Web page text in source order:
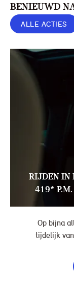
BENIEUWD
ALLE ACTIES
RIJDEN IN
419*
Op bijna
tijdelijk
maand, in
uitvoering